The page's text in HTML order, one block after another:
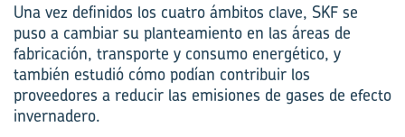
Una vez definidos los cuatro ámbitos clave, SKF se
puso a cambiar su planteamiento en las áreas de
fabricación, transporte y consumo energético, y
también estudió cómo podían contribuir los
proveedores a reducir las emisiones de gases de efecto
invernadero.